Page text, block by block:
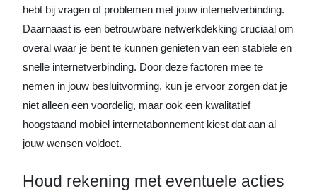
hebt bij vragen of problemen met jouw internetverbinding.
Daarnaast is een betrouwbare netwerkdekking cruciaal om
overal waar je bent te kunnen genieten van een stabiele en
snelle internetverbinding. Door deze factoren mee te
nemen in jouw besluitvorming, kun je ervoor zorgen dat je
niet alleen een voordelig, maar ook een kwalitatief
hoogstaand mobiel internetabonnement kiest dat aan al
jouw wensen voldoet.
Houd rekening met eventuele acties